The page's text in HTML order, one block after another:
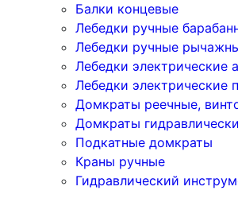
Балки концевые
Лебедки ручные
Лебедки ручные
Лебедки электрические
Лебедки электрические
Домкраты реечные,
Домкраты
Подкатные домкраты
Краны ручные
Гидравлический